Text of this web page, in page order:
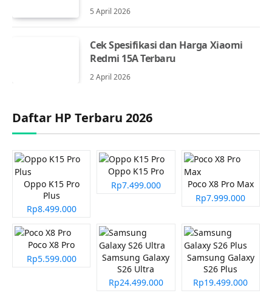
5 April 2026
Cek Spesifikasi dan Harga Xiaomi
Redmi 15A Terbaru
2 April 2026
Daftar HP Terbaru 2026
Oppo K15 Pro
Plus
Rp8.499.000
Oppo K15 Pro
Rp7.499.000
Poco X8 Pro Max
Rp7.999.000
Poco X8 Pro
Rp5.599.000
Samsung Galaxy
S26 Ultra
Rp24.499.000
Samsung Galaxy
S26 Plus
Rp19.499.000